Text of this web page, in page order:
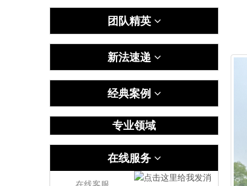
团队精英
新法速递
经典案例
专业领域
在线服务